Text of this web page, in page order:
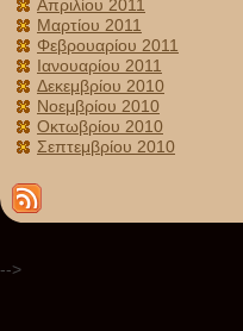
Απριλίου 2011
Μαρτίου 2011
Φεβρουαρίου 2011
Ιανουαρίου 2011
Δεκεμβρίου 2010
Νοεμβρίου 2010
Οκτωβρίου 2010
Σεπτεμβρίου 2010
-->